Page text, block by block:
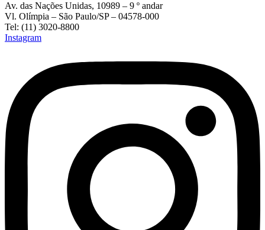
Av. das Nações Unidas, 10989 – 9 º andar
Vl. Olímpia – São Paulo/SP – 04578-000
Tel: (11) 3020-8800
Instagram